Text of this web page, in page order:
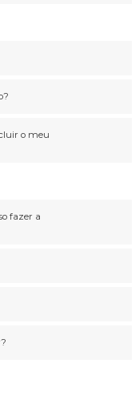
o meu
fazer a